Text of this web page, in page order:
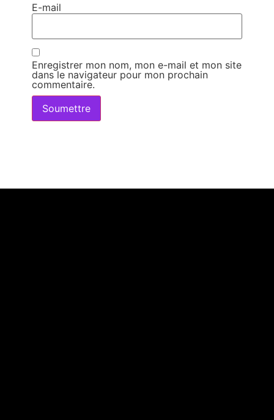
E-mail
Enregistrer mon nom, mon e-mail et mon site
dans le navigateur pour mon prochain
commentaire.